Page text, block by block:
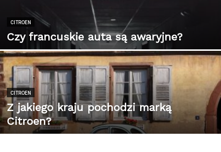
CITROEN
Czy francuskie auta są awaryjne?
CITROEN
Z jakiego kraju pochodzi marką
Citroen?